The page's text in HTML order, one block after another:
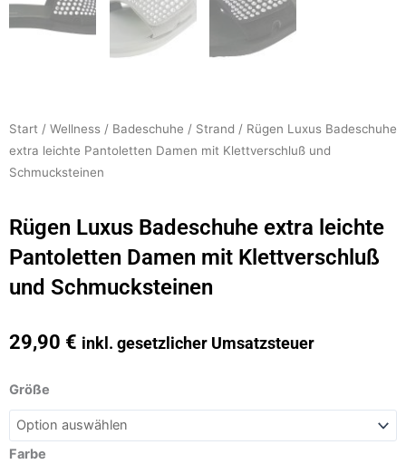
Start / Wellness / Badeschuhe / Strand / Rügen Luxus Badeschuhe
extra leichte Pantoletten Damen mit Klettverschluß und
Schmucksteinen
Rügen Luxus Badeschuhe extra leichte
Pantoletten Damen mit Klettverschluß
und Schmucksteinen
29,90 € inkl. gesetzlicher Umsatzsteuer
Größe
Farbe
Rügen
Luxus
Badeschuhe
extra